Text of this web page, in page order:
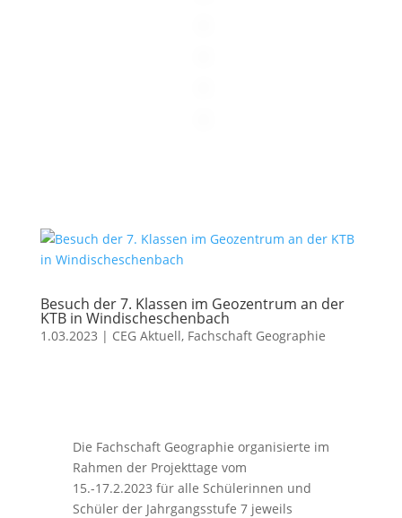
Besuch der 7. Klassen im Geozentrum an der
KTB in Windischeschenbach
1.03.2023 | CEG Aktuell, Fachschaft Geographie
Die Fachschaft Geographie organisierte im
Rahmen der Projekttage vom
15.-17.2.2023 für alle Schülerinnen und
Schüler der Jahrgangsstufe 7 jeweils